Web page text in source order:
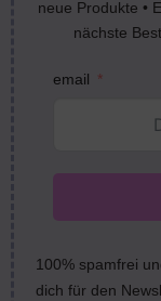
neue Produkte •
nächste
email
100% spamfrei
dich für den